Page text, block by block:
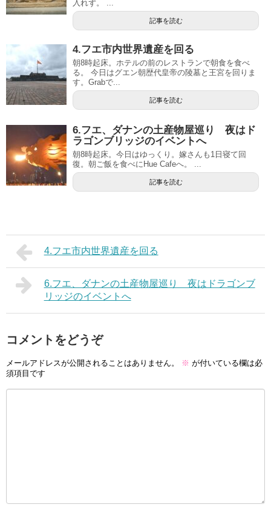
入れず。 ...
記事を読む
4.フエ市内世界遺産を回る
朝8時起床。ホテルの前のレストランで朝食を食べ
る。 今日はグエン朝歴代皇帝の陵墓と王宮を回りま
す。Grabで...
記事を読む
6.フエ、ダナンの土産物屋巡り 夜はド
ラゴンブリッジのイベントへ
朝8時起床。今日はゆっくり。嫁さんも1日寝て回
復。朝ご飯を食べにHue Cafeへ。 ...
記事を読む
4.フエ市内世界遺産を回る
6.フエ、ダナンの土産物屋巡り 夜はドラゴンブ
リッジのイベントへ
コメントをどうぞ
メールアドレスが公開されることはありません。 ※ が付いている欄は必
須項目です